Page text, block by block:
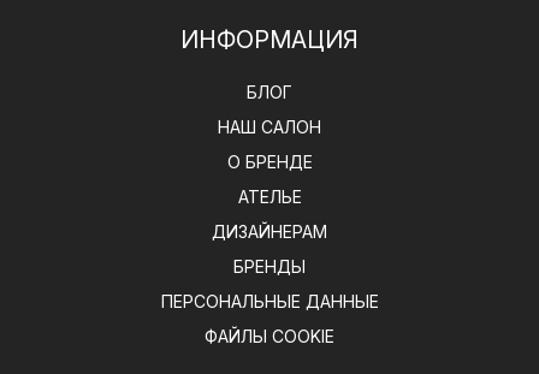
ИНФОРМАЦИЯ
БЛОГ
НАШ САЛОН
О БРЕНДЕ
АТЕЛЬЕ
ДИЗАЙНЕРАМ
БРЕНДЫ
ПЕРСОНАЛЬНЫЕ ДАННЫЕ
ФАЙЛЫ COOKIE